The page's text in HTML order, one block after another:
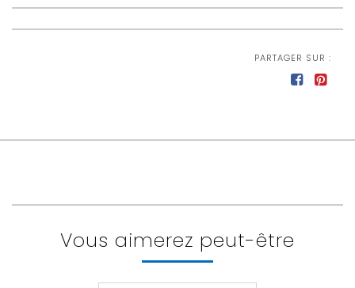
PARTAGER SUR :
Vous aimerez peut-être